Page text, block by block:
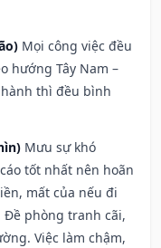
Mọi công việc đều
hướng Tây Nam –
thì đều bình
Mưu sự khó
tốt nhất nên hoãn
mất của nếu đi
phòng tranh cãi,
Việc làm chậm,